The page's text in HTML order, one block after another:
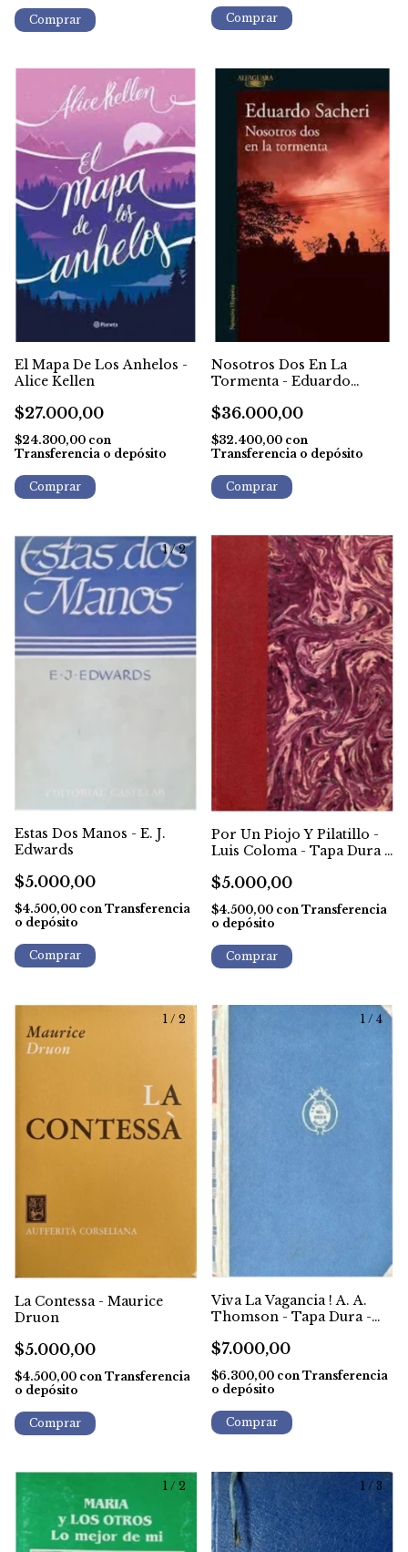
El Mapa De Los Anhelos -
Alice Kellen
$27.000,00
$24.300,00 con
Transferencia o depósito
Nosotros Dos En La
Tormenta - Eduardo
$36.000,00
$32.400,00 con
Transferencia o depósito
1/2
Estas Dos Manos - E. J.
Edwards
$5.000,00
$4.500,00 con Transferencia
o depósito
Por Un Piojo Y Pilatillo -
Luis Coloma - Tapa Dura -
$5.000,00
$4.500,00 con Transferencia
o depósito
1 / 2
La Contessa - Maurice
Druon
$5.000,00
$4.500,00 con Transferencia
o depósito
1 / 4
Viva La Vagancia ! A. A.
Thomson - Tapa Dura -
$7.000,00
$6.300,00 con Transferencia
o depósito
1 / 2 1 / 3